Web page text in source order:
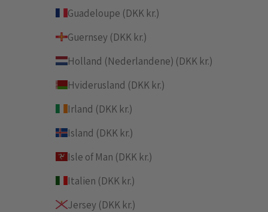
Guadeloupe (DKK kr.)
Guernsey (DKK kr.)
Holland (Nederlandene) (DKK kr.)
Hviderusland (DKK kr.)
Irland (DKK kr.)
Island (DKK kr.)
Isle of Man (DKK kr.)
Italien (DKK kr.)
Jersey (DKK kr.)